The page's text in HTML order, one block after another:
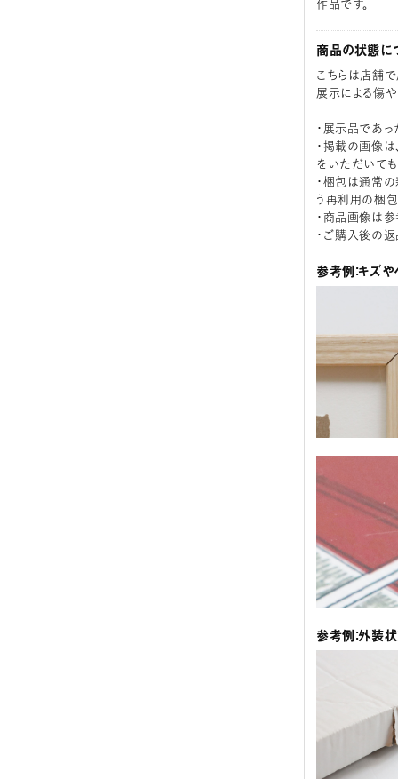
商品の状態に
こちらは店舗
展示による傷
・展示品であ
・掲載の画像
をいただいて
・梱包は通常
う再利用の梱
・商品画像は
・ご購入後の返
参考例：キズや
参考例：外装